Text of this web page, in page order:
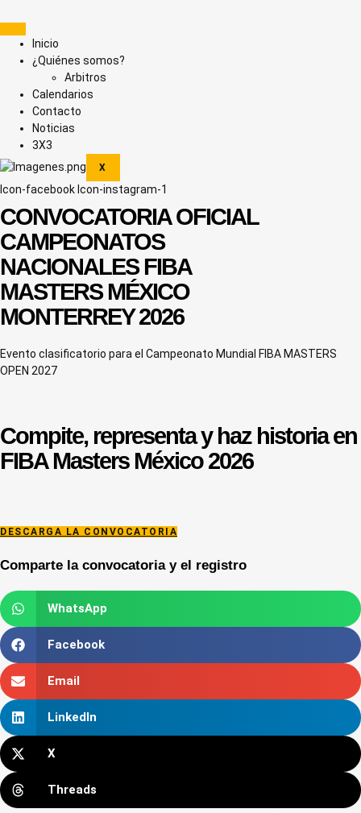
al
contenido
Inicio
¿Quiénes somos?
Arbitros
Calendarios
Contacto
Noticias
3X3
X
Icon-facebook Icon-instagram-1
CONVOCATORIA OFICIAL
CAMPEONATOS
NACIONALES FIBA
MASTERS MÉXICO
MONTERREY 2026
Evento clasificatorio para el Campeonato Mundial FIBA MASTERS
OPEN 2027
Compite, representa y haz historia en
FIBA Masters México 2026
DESCARGA LA CONVOCATORIA
Comparte la convocatoria y el registro
WhatsApp
Facebook
Email
LinkedIn
X
Threads